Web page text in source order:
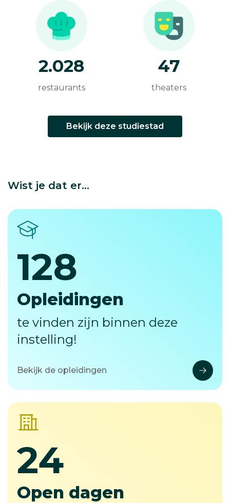
2.028
restaurants
47
theaters
Bekijk deze studiestad
Wist je dat er...
128
128
Opleidingen
te vinden zijn binnen deze
instelling!
Bekijk de opleidingen
24
24
Open dagen